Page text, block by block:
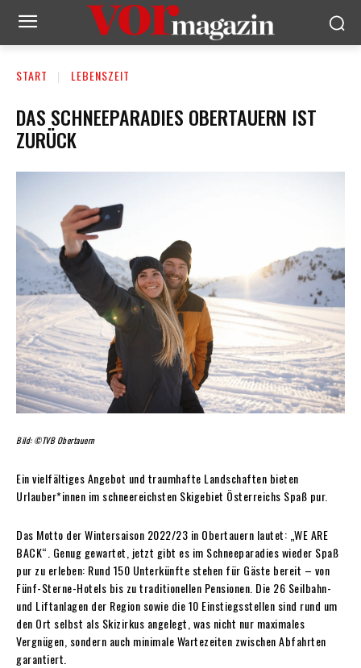
START LEBENSZEIT
DAS SCHNEEPARADIES OBERTAUERN IST
ZURÜCK
Bild: ©TVB Obertauern
Ein vielfältiges Angebot und traumhafte Landschaften bieten
Urlauber*innen im schneereichsten Skigebiet Österreichs Spaß pur.
Das Motto der Wintersaison 2022/23 in Obertauern lautet: „WE ARE
BACK“. Genug gewartet, jetzt gibt es im Schneeparadies wieder Spaß
pur zu erleben: Rund 150 Unterkünfte stehen für Gäste bereit – von
Fünf-Sterne-Hotels bis zu traditionellen Pensionen. Die 26 Seilbahn-
und Liftanlagen der Region sowie die 10 Einstiegsstellen sind rund um
den Ort selbst als Skizirkus angelegt, was nicht nur maximales
Vergnügen, sondern auch minimale Wartezeiten zwischen Abfahrten
garantiert.